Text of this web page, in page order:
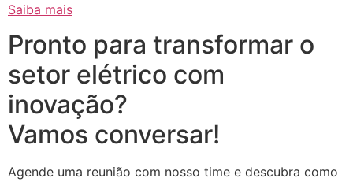
Saiba mais
Pronto para transformar o
setor elétrico com
inovação?
Vamos conversar!
Agende uma reunião com nosso time e descubra como